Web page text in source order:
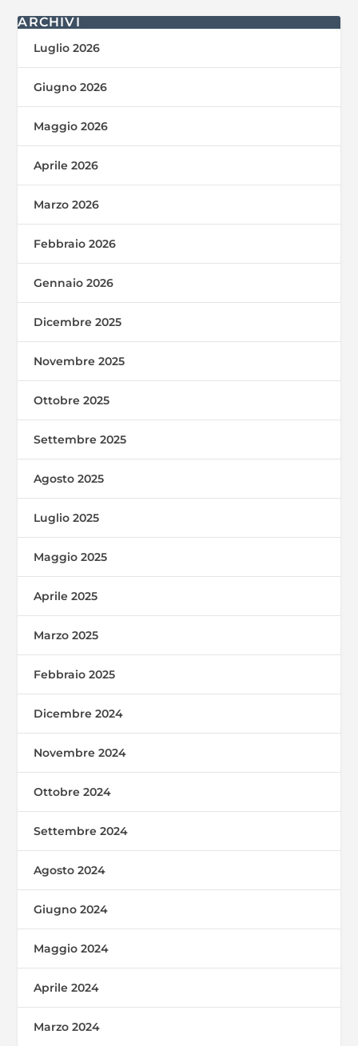
ARCHIVI
Luglio 2026
Giugno 2026
Maggio 2026
Aprile 2026
Marzo 2026
Febbraio 2026
Gennaio 2026
Dicembre 2025
Novembre 2025
Ottobre 2025
Settembre 2025
Agosto 2025
Luglio 2025
Maggio 2025
Aprile 2025
Marzo 2025
Febbraio 2025
Dicembre 2024
Novembre 2024
Ottobre 2024
Settembre 2024
Agosto 2024
Giugno 2024
Maggio 2024
Aprile 2024
Marzo 2024